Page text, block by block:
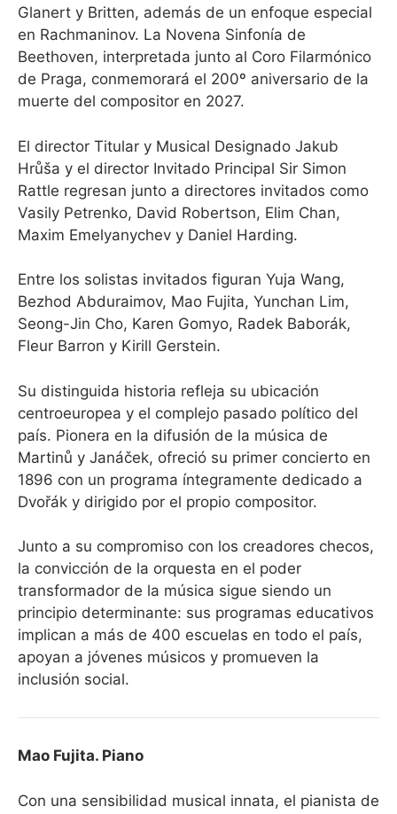
Glanert y Britten, además de un enfoque especial
en Rachmaninov. La Novena Sinfonía de
Beethoven, interpretada junto al Coro Filarmónico
de Praga, conmemorará el 200º aniversario de la
muerte del compositor en 2027.
El director Titular y Musical Designado Jakub
Hrůša y el director Invitado Principal Sir Simon
Rattle regresan junto a directores invitados como
Vasily Petrenko, David Robertson, Elim Chan,
Maxim Emelyanychev y Daniel Harding.
Entre los solistas invitados figuran Yuja Wang,
Bezhod Abduraimov, Mao Fujita, Yunchan Lim,
Seong-Jin Cho, Karen Gomyo, Radek Baborák,
Fleur Barron y Kirill Gerstein.
Su distinguida historia refleja su ubicación
centroeuropea y el complejo pasado político del
país. Pionera en la difusión de la música de
Martinů y Janáček, ofreció su primer concierto en
1896 con un programa íntegramente dedicado a
Dvořák y dirigido por el propio compositor.
Junto a su compromiso con los creadores checos,
la convicción de la orquesta en el poder
transformador de la música sigue siendo un
principio determinante: sus programas educativos
implican a más de 400 escuelas en todo el país,
apoyan a jóvenes músicos y promueven la
inclusión social.
Mao Fujita. Piano
Con una sensibilidad musical innata, el pianista de